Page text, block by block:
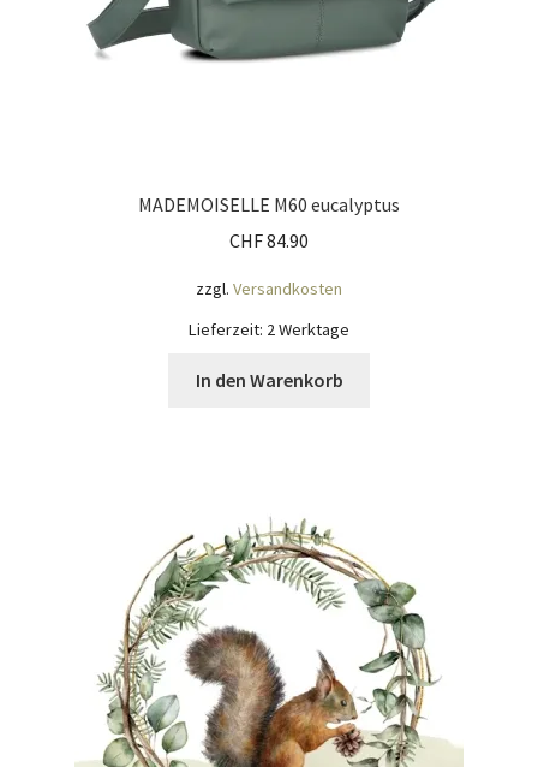
MADEMOISELLE M60 eucalyptus
CHF84.90
zzgl. Versandkosten
Lieferzeit: 2 Werktage
In den Warenkorb